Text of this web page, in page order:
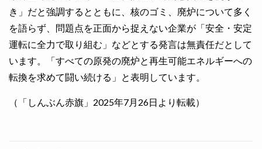
き」だと強調するとともに、核のゴミ、廃炉について多く
を語らず、問題点を正面から捉えない企業が「安全・安定
運転に全力で取り組む」などとする発言は無責任だとして
います。「すべての原発の廃炉と再生可能エネルギーへの
転換を求めて闘い続ける」と表明しています。
（「しんぶん赤旗」2025年7月26日より転載）